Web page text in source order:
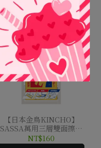
加入購物車
【日本金鳥KINCHO】
SASSA萬用三層雙面擦拭
巾10枚入
NT$160